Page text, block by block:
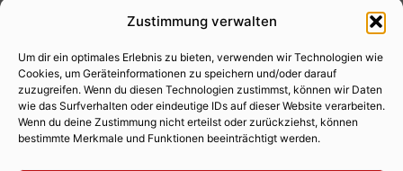
Zustimmung verwalten
Um dir ein optimales Erlebnis zu bieten, verwenden wir Technologien wie
Cookies, um Geräteinformationen zu speichern und/oder darauf
zuzugreifen. Wenn du diesen Technologien zustimmst, können wir Daten
wie das Surfverhalten oder eindeutige IDs auf dieser Website verarbeiten.
Wenn du deine Zustimmung nicht erteilst oder zurückziehst, können
bestimmte Merkmale und Funktionen beeinträchtigt werden.
Fotoservice
Videoservice
Werbung
Contenterstellung
Lokalnachrichten